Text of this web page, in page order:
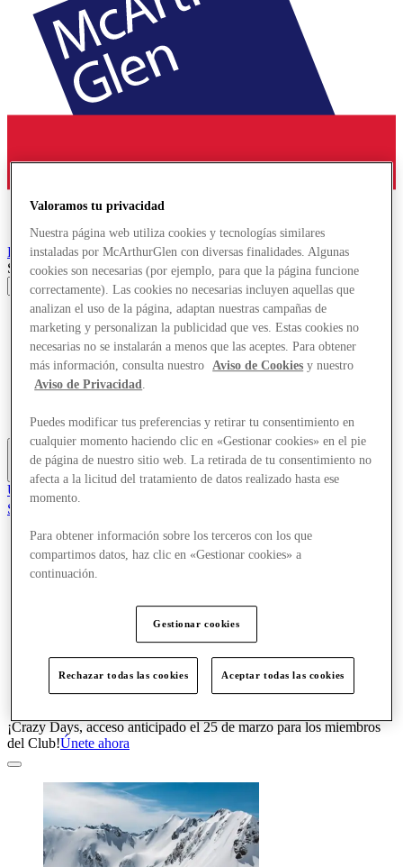
ProvenceDesigner Outlet
Search input
Tiendas
Ofertas
Planifica tu visita
Comer y beber
¿Qué pasa?
Tarjetas regalo
Más
Únete al Club
Salvado
Tiendas
Ofertas
Más
¡Crazy Days, acceso anticipado el 25 de marzo para los miembros
del Club!Únete ahora
Valoramos tu privacidad
Nuestra página web utiliza cookies y tecnologías similares
instaladas por McArthurGlen con diversas finalidades. Algunas
cookies son necesarias (por ejemplo, para que la página funcione
correctamente). Las cookies no necesarias incluyen aquellas que
analizan el uso de la página, adaptan nuestras campañas de
marketing y personalizan la publicidad que ves. Estas cookies no
necesarias no se instalarán a menos que las aceptes. Para obtener
más información, consulta nuestro
Aviso de Cookies y nuestro
Aviso de Privacidad
Puedes modificar tus preferencias y retirar tu consentimiento en
cualquier momento haciendo clic en «Gestionar cookies» en el pie
de página de nuestro sitio web. La retirada de tu consentimiento no
afecta a la licitud del tratamiento de datos realizado hasta ese
momento.
Para obtener información sobre los terceros con los que
compartimos datos, haz clic en «Gestionar cookies» a
continuación.
Gestionar cookies
Rechazar todas las cookies Aceptar todas las cookies